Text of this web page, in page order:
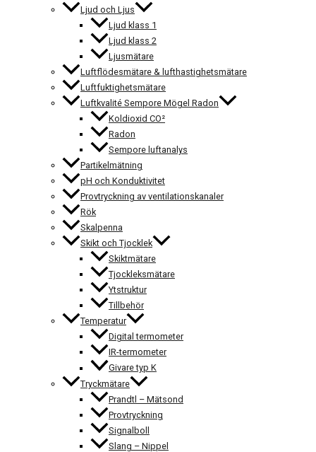
Ljud och Ljus
Ljud klass 1
Ljud klass 2
Ljusmätare
Luftflödesmätare & lufthastighetsmätare
Luftfuktighetsmätare
Luftkvalité Sempore Mögel Radon
Koldioxid CO²
Radon
Sempore luftanalys
Partikelmätning
pH och Konduktivitet
Provtryckning av ventilationskanaler
Rök
Skalpenna
Skikt och Tjocklek
Skiktmätare
Tjockleksmätare
Ytstruktur
Tillbehör
Temperatur
Digital termometer
IR-termometer
Givare typ K
Tryckmätare
Prandtl – Mätsond
Provtryckning
Signalboll
Slang – Nippel